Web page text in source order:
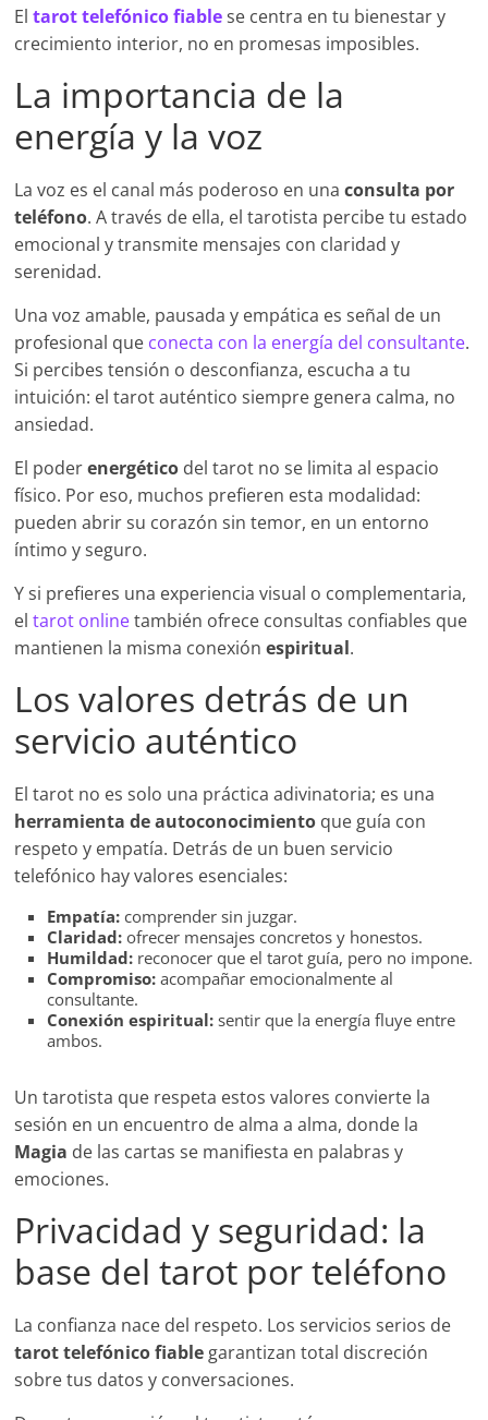
Eltarot telefónico fiablese centra en tu bienestar y
crecimiento interior, no en promesas imposibles.
La importancia de la
energía y la voz
La voz es el canal más poderoso en unaconsulta por
teléfono. A través de ella, el tarotista percibe tu estado
emocional y transmite mensajes con claridad y
serenidad.
Una voz amable, pausada y empática es señal de un
profesional que conecta con la energía del consultante.
Si percibes tensión o desconfianza, escucha a tu
intuición: el tarot auténtico siempre genera calma, no
ansiedad.
El poderenergético del tarot no se limita al espacio
físico. Por eso, muchos prefieren esta modalidad:
pueden abrir su corazón sin temor, en un entorno
íntimo y seguro.
Y si prefieres una experiencia visual o complementaria,
eltarot onlinetambién ofrece consultas confiables que
mantienen la misma conexiónespiritual.
Los valores detrás de un
servicio auténtico
El tarot no es solo una práctica adivinatoria; es una
herramienta de autoconocimiento que guía con
respeto y empatía. Detrás de un buen servicio
telefónico hay valores esenciales:
Empatía: comprender sin juzgar.
Claridad: ofrecer mensajes concretos y honestos.
Humildad: reconocer que el tarot guía, pero no impone.
Compromiso: acompañar emocionalmente al
consultante.
Conexión espiritual: sentir que la energía fluye entre
ambos.
Un tarotista que respeta estos valores convierte la
sesión en un encuentro de alma a alma, donde la
Magia de las cartas se manifiesta en palabras y
emociones.
Privacidad y seguridad: la
base del tarot por teléfono
La confianza nace del respeto. Los servicios serios de
tarot telefónico fiable garantizan total discreción
sobre tus datos y conversaciones.